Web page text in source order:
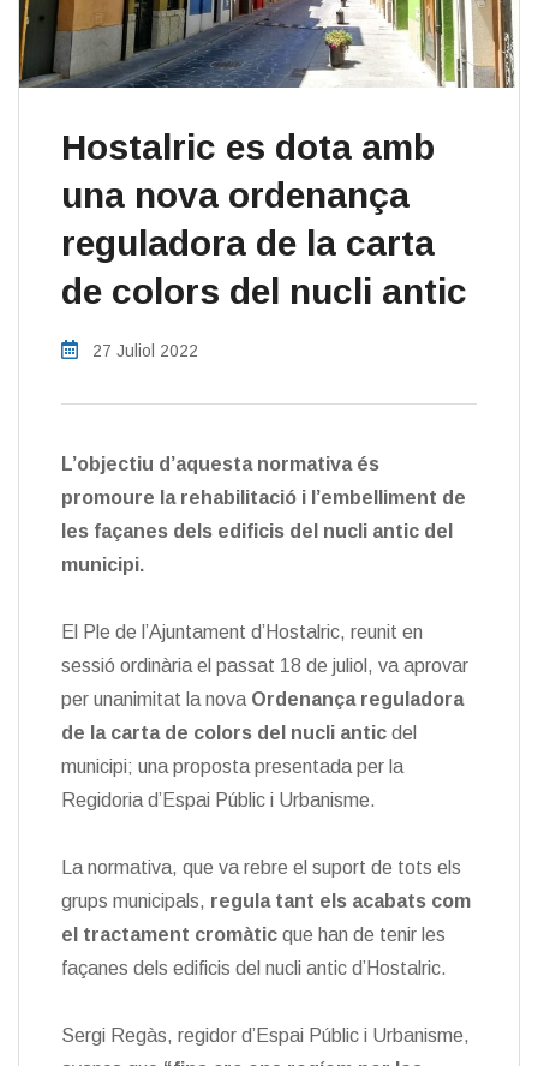
Hostalric es dota amb
una nova ordenança
reguladora de la carta
de colors del nucli antic
27 Juliol 2022
L’objectiu d’aquesta normativa és
promoure la rehabilitació i l’embelliment de
les façanes dels edificis del nucli antic del
municipi.
El Ple de l’Ajuntament d’Hostalric, reunit en
sessió ordinària el passat 18 de juliol, va aprovar
per unanimitat la nova Ordenança reguladora
de la carta de colors del nucli antic del
municipi; una proposta presentada per la
Regidoria d’Espai Públic i Urbanisme.
La normativa, que va rebre el suport de tots els
grups municipals, regula tant els acabats com
el tractament cromàtic que han de tenir les
façanes dels edificis del nucli antic d’Hostalric.
Sergi Regàs, regidor d’Espai Públic i Urbanisme,